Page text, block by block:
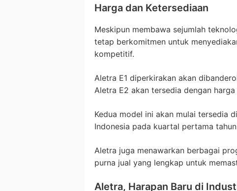
Harga dan Ketersediaan
Meskipun membawa sejumlah
tetap berkomitmen untuk
kompetitif.
Aletra E1 diperkirakan akan
Aletra E2 akan tersedia dengan
Kedua model ini akan mulai tersedia
Indonesia pada kuartal pertama
Aletra juga menawarkan berbagai
purna jual yang lengkap untuk
Aletra, Harapan Baru di